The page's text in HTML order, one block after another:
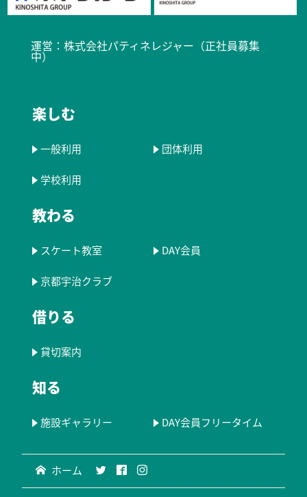
運営： 株式会社パティネレジャー（正社員募集
中）​
楽しむ
一般利用 団体利用
学校利用
教わる
スケート教室 DAY会員
京都宇治クラブ
借りる
貸切案内
知る
施設ギャラリー DAY会員フリータイム
ホーム